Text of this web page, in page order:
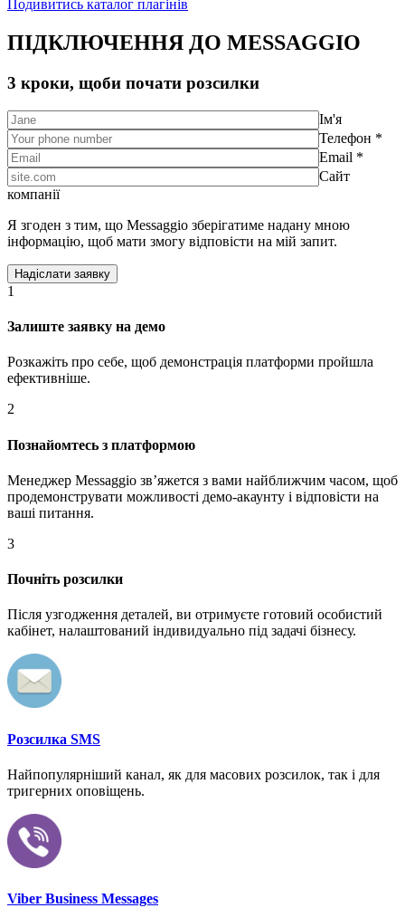
Подивитись каталог плагінів
ПІДКЛЮЧЕННЯ ДО MESSAGGIO
3 кроки, щоби почати розсилки
Ім'я
Телефон *
Email *
Сайт
компанії
Я згоден з тим, що Messaggio зберігатиме надану мною
інформацію, щоб мати змогу відповісти на мій запит.
1
Залиште заявку на демо
Розкажіть про себе, щоб демонстрація платформи пройшла
ефективніше.
2
Познайомтесь з платформою
Менеджер Messaggio звʼяжется з вами найближчим часом, щоб
продемонструвати можливості демо-акаунту і відповісти на
ваші питання.
3
Почніть розсилки
Після узгодження деталей, ви отримуєте готовий особистий
кабінет, налаштований індивидуально під задачі бізнесу.
Розсилка SMS
Найпопулярніший канал, як для масових розсилок, так і для
тригерних оповіщень.
Viber Business Messages